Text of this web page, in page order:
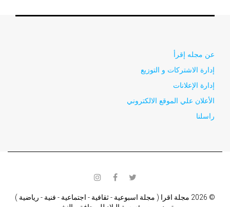
عن مجله إقرأ
إدارة الاشتركات و التوزيع
إدارة الإعلانات
الأعلان علي الموقع الالكتروني
راسلنا
© 2026 مجلة اقرا ( مجلة اسبوعية - ثقافية - اجتماعية - فنية - رياضية )